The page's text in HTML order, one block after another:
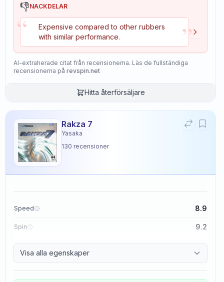
👎NACKDELAR
“
Expensive compared to other rubbers
with similar performance.
”
AI-extraherade citat från recensionerna. Läs de fullständiga
recensionerna på revspin.net
Hitta återförsäljare
Rakza 7
Yasaka
130 recensioner
Speed 8.9
Spin 9.2
Visa alla egenskaper